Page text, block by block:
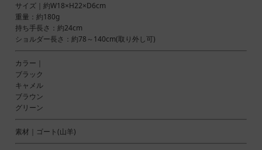
サイズ｜約W18×H22×D6cm
重量：約180g
持ち手長さ：約24cm
ショルダー長さ：約78～140cm(取り外し可)
カラー｜
ブラック
キャメル
ブラウン
グリーン
素材｜ゴート(山羊)